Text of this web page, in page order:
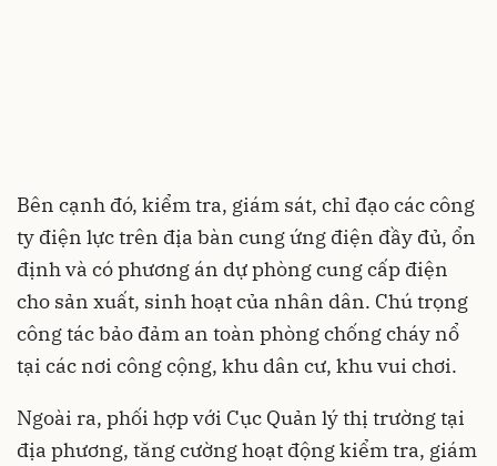
Bên cạnh đó, kiểm tra, giám sát, chỉ đạo các công
ty điện lực trên địa bàn cung ứng điện đầy đủ, ổn
định và có phương án dự phòng cung cấp điện
cho sản xuất, sinh hoạt của nhân dân. Chú trọng
công tác bảo đảm an toàn phòng chống cháy nổ
tại các nơi công cộng, khu dân cư, khu vui chơi.
Ngoài ra, phối hợp với Cục Quản lý thị trường tại
địa phương, tăng cường hoạt động kiểm tra, giám